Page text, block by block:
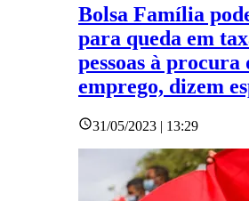
Bolsa Família
para queda em
pessoas à procura
emprego, dizem
31/05/2023 | 13:29